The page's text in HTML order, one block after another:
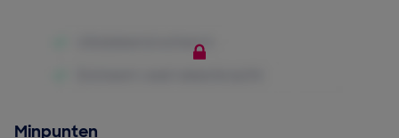
Minpunten